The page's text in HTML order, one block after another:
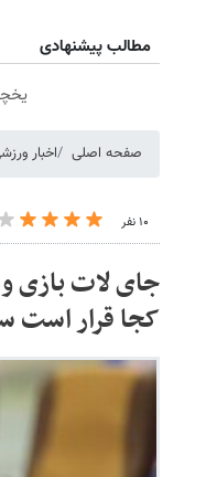
مطالب پیشنهادی
یخچال
صفحه اصلی اخبار
۱۰ نفر
جای لات بازی
کجا قرار است